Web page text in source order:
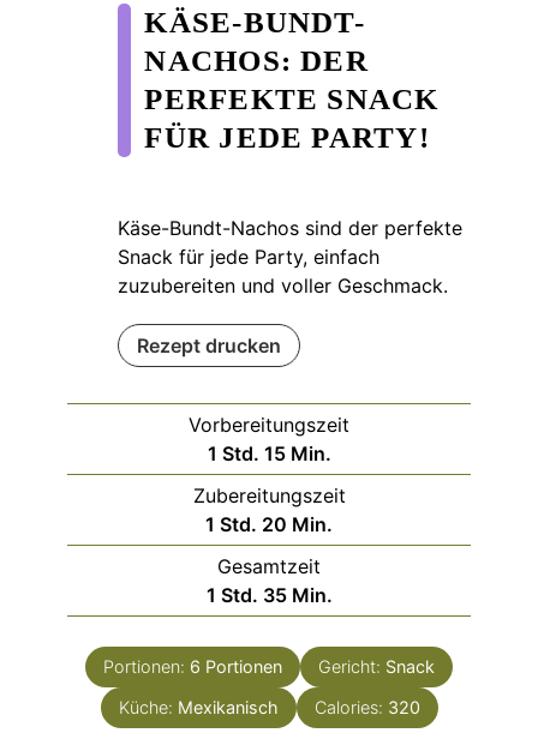
KÄSE-BUNDT-
NACHOS: DER
PERFEKTE SNACK
FÜR JEDE PARTY!
Käse-Bundt-Nachos sind der perfekte
Snack für jede Party, einfach
zuzubereiten und voller Geschmack.
Rezept drucken
Vorbereitungszeit
1 Stunde
Std. 15Minuten
Min.
Zubereitungszeit
1 Stunde
Std. 20 Minuten
Min.
Gesamtzeit
1 Stunde
Std. 35Minuten
Min.
Portionen: 6 Portionen Gericht: Snack
Küche: Mexikanisch Calories: 320